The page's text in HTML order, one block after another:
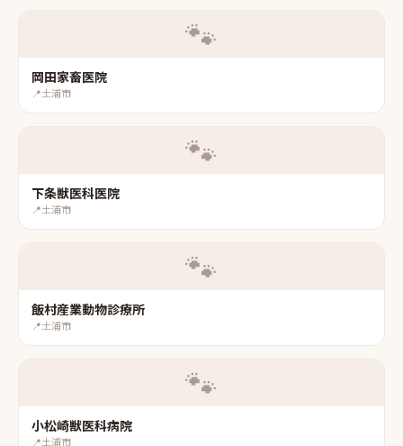
🐾
岡田家畜医院
📍土浦市
🐾
下条獣医科医院
📍土浦市
🐾
飯村産業動物診療所
📍土浦市
🐾
小松崎獣医科病院
📍土浦市